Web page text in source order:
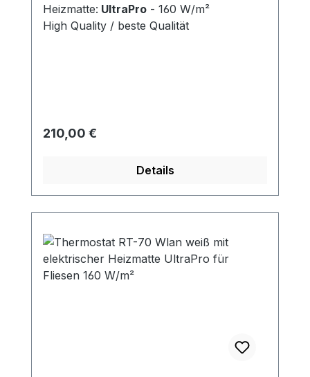
Heizmatte: UltraPro - 160 W/m²
High Quality / beste Qualität
Regulärer Preis:
210,00 €
Details